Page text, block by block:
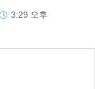
3:29 오후